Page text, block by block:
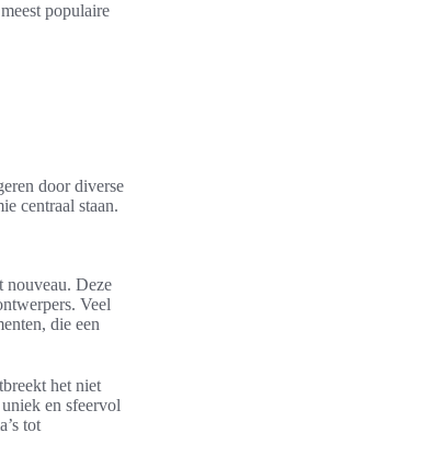
populaire
door diverse
centraal staan.
nouveau. Deze
Veel
die een
het niet
en sfeervol
tot